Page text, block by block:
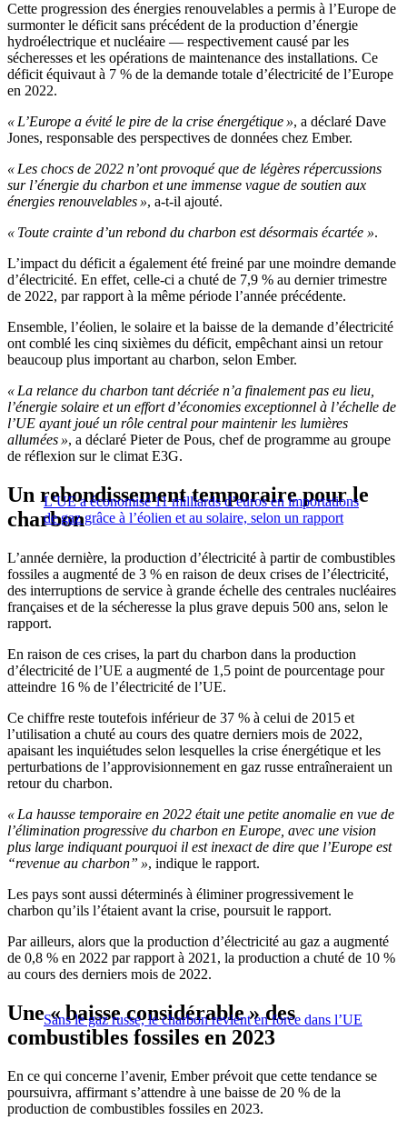
Cette progression des énergies renouvelables a permis à l’Europe de
surmonter le déficit sans précédent de la production d’énergie
hydroélectrique et nucléaire — respectivement causé par les
sécheresses et les opérations de maintenance des installations. Ce
déficit équivaut à 7 % de la demande totale d’électricité de l’Europe
en 2022.
« L’Europe a évité le pire de la crise énergétique », a déclaré Dave
Jones, responsable des perspectives de données chez Ember.
« Les chocs de 2022 n’ont provoqué que de légères répercussions
sur l’énergie du charbon et une immense vague de soutien aux
énergies renouvelables », a-t-il ajouté.
« Toute crainte d’un rebond du charbon est désormais écartée ».
L’impact du déficit a également été freiné par une moindre demande
d’électricité. En effet, celle-ci a chuté de 7,9 % au dernier trimestre
de 2022, par rapport à la même période l’année précédente.
Ensemble, l’éolien, le solaire et la baisse de la demande d’électricité
ont comblé les cinq sixièmes du déficit, empêchant ainsi un retour
beaucoup plus important au charbon, selon Ember.
« La relance du charbon tant décriée n’a finalement pas eu lieu,
l’énergie solaire et un effort d’économies exceptionnel à l’échelle de
l’UE ayant joué un rôle central pour maintenir les lumières
allumées », a déclaré Pieter de Pous, chef de programme au groupe
de réflexion sur le climat E3G.
L’UE a économisé 11 milliards d’euros en importations
de gaz grâce à l’éolien et au solaire, selon un rapport
Un rebondissement temporaire pour le
charbon
L’année dernière, la production d’électricité à partir de combustibles
fossiles a augmenté de 3 % en raison de deux crises de l’électricité,
des interruptions de service à grande échelle des centrales nucléaires
françaises et de la sécheresse la plus grave depuis 500 ans, selon le
rapport.
En raison de ces crises, la part du charbon dans la production
d’électricité de l’UE a augmenté de 1,5 point de pourcentage pour
atteindre 16 % de l’électricité de l’UE.
Ce chiffre reste toutefois inférieur de 37 % à celui de 2015 et
l’utilisation a chuté au cours des quatre derniers mois de 2022,
apaisant les inquiétudes selon lesquelles la crise énergétique et les
perturbations de l’approvisionnement en gaz russe entraîneraient un
retour du charbon.
« La hausse temporaire en 2022 était une petite anomalie en vue de
l’élimination progressive du charbon en Europe, avec une vision
plus large indiquant pourquoi il est inexact de dire que l’Europe est
“revenue au charbon” », indique le rapport.
Les pays sont aussi déterminés à éliminer progressivement le
charbon qu’ils l’étaient avant la crise, poursuit le rapport.
Par ailleurs, alors que la production d’électricité au gaz a augmenté
de 0,8 % en 2022 par rapport à 2021, la production a chuté de 10 %
au cours des derniers mois de 2022.
Sans le gaz russe, le charbon revient en force dans l’UE
Une « baisse considérable » des
combustibles fossiles en 2023
En ce qui concerne l’avenir, Ember prévoit que cette tendance se
poursuivra, affirmant s’attendre à une baisse de 20 % de la
production de combustibles fossiles en 2023.